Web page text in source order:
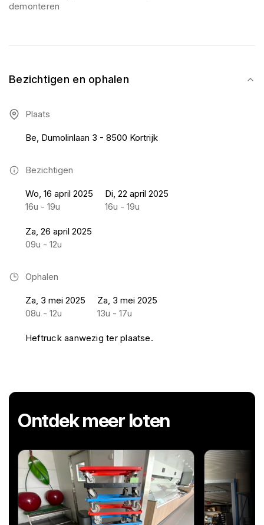
demonteren
Bezichtigen en ophalen
Plaats
Be, Dumolinlaan 3 - 8500 Kortrijk
Bezichtigen
Wo, 16 april 2025
16u - 19u
Di, 22 april 2025
16u - 19u
Za, 26 april 2025
09u - 12u
Ophalen
Za, 3 mei 2025
08u - 12u
Za, 3 mei 2025
13u - 17u
Heftruck aanwezig ter plaatse.
Ontdek meer loten